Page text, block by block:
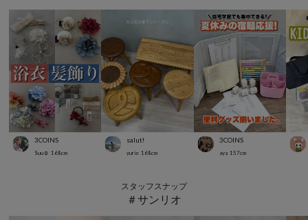
3COINS
Suu☺︎ 168cm
salut!
yurie 168cm
3COINS
aya 157cm
スタッフスナップ
＃サンリオ